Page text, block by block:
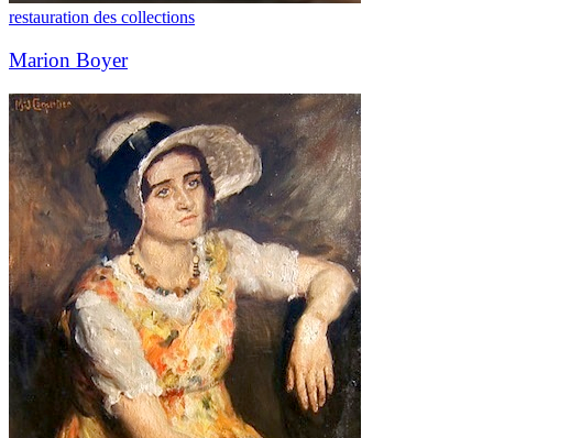
restauration des collections
Marion Boyer